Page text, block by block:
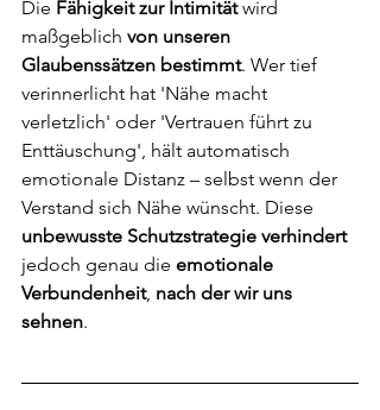
Die Fähigkeit zur Intimität wird
maßgeblich von unseren
Glaubenssätzen bestimmt. Wer tief
verinnerlicht hat 'Nähe macht
verletzlich' oder 'Vertrauen führt zu
Enttäuschung', hält automatisch
emotionale Distanz – selbst wenn der
Verstand sich Nähe wünscht. Diese
unbewusste Schutzstrategie verhindert
jedoch genau die emotionale
Verbundenheit, nach der wir uns
sehnen.